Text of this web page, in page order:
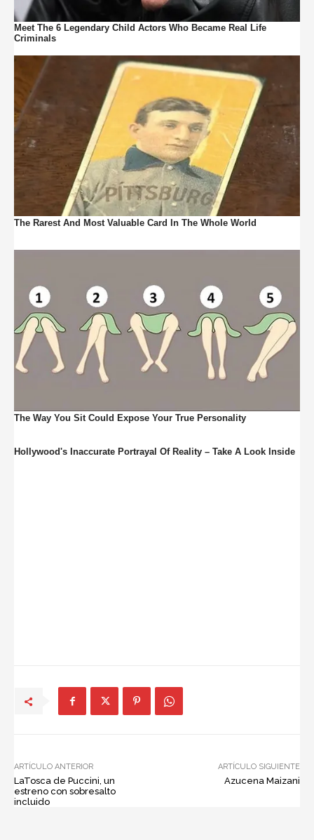
ARTÍCULO ANTERIOR
LaTosca de Puccini, un
estreno con sobresalto
incluido
ARTÍCULO SIGUIENTE
Azucena Maizani